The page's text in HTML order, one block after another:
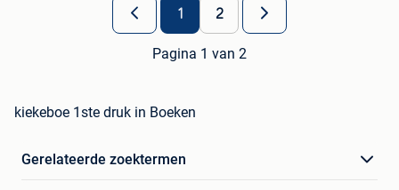
1 2
Pagina 1 van 2
kiekeboe 1ste druk in Boeken
Gerelateerde zoektermen